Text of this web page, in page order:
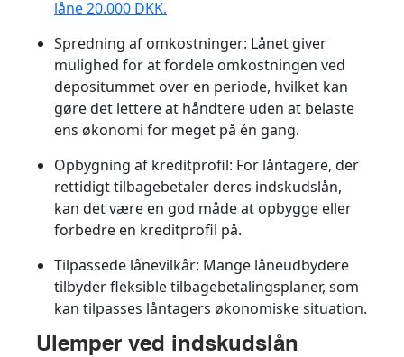
låne 20.000 DKK.
Spredning af omkostninger: Lånet giver
mulighed for at fordele omkostningen ved
depositummet over en periode, hvilket kan
gøre det lettere at håndtere uden at belaste
ens økonomi for meget på én gang.
Opbygning af kreditprofil: For låntagere, der
rettidigt tilbagebetaler deres indskudslån,
kan det være en god måde at opbygge eller
forbedre en kreditprofil på.
Tilpassede lånevilkår: Mange låneudbydere
tilbyder fleksible tilbagebetalingsplaner, som
kan tilpasses låntagers økonomiske situation.
Ulemper ved indskudslån